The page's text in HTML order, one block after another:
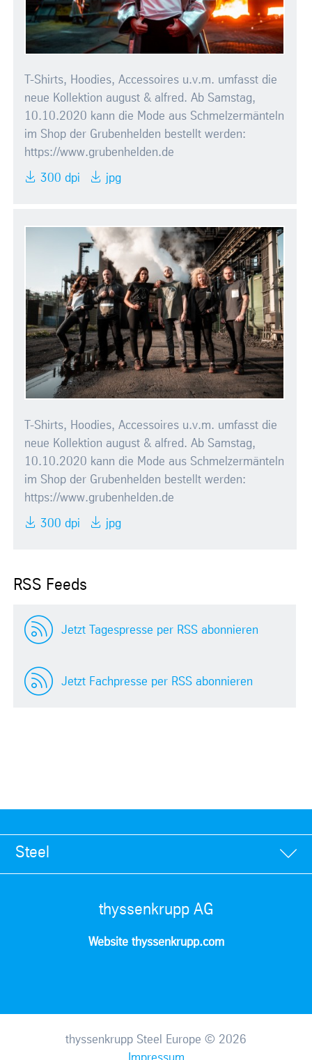
T-Shirts, Hoodies, Accessoires u.v.m. umfasst die
neue Kollektion august & alfred. Ab Samstag,
10.10.2020 kann die Mode aus Schmelzermänteln
im Shop der Grubenhelden bestellt werden:
https://www.grubenhelden.de
300 dpi jpg
T-Shirts, Hoodies, Accessoires u.v.m. umfasst die
neue Kollektion august & alfred. Ab Samstag,
10.10.2020 kann die Mode aus Schmelzermänteln
im Shop der Grubenhelden bestellt werden:
https://www.grubenhelden.de
300 dpi jpg
RSS Feeds
Jetzt Tagespresse per RSS abonnieren
Jetzt Fachpresse per RSS abonnieren
Steel
thyssenkrupp AG
Website thyssenkrupp.com
thyssenkrupp Steel Europe © 2026